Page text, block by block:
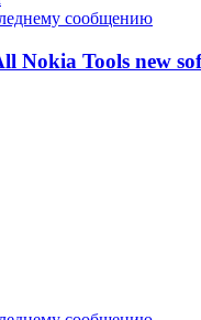
Nokia Tools new